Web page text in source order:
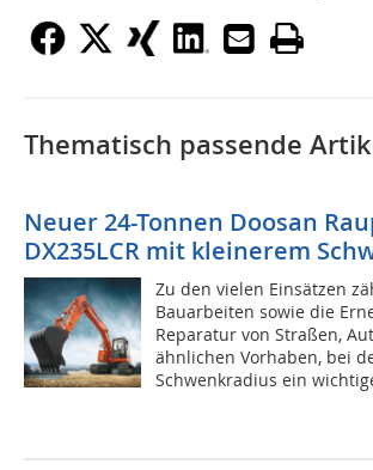
Thematisch passende
Neuer 24-Tonnen Doosan
DX235LCR mit kleinerem
Zu den vielen Einsätzen
Bauarbeiten sowie die
Reparatur von Straßen,
ähnlichen Vorhaben, bei
Schwenkradius ein